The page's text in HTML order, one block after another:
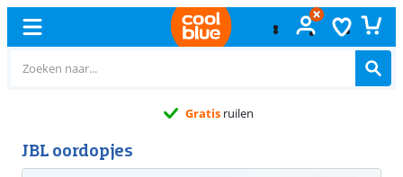
Gratis ruilen
JBL oordopjes